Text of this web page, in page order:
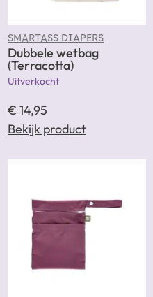
SMARTASS DIAPERS
Dubbele wetbag
(Terracotta)
Uitverkocht
€ 14,95
Bekijk product